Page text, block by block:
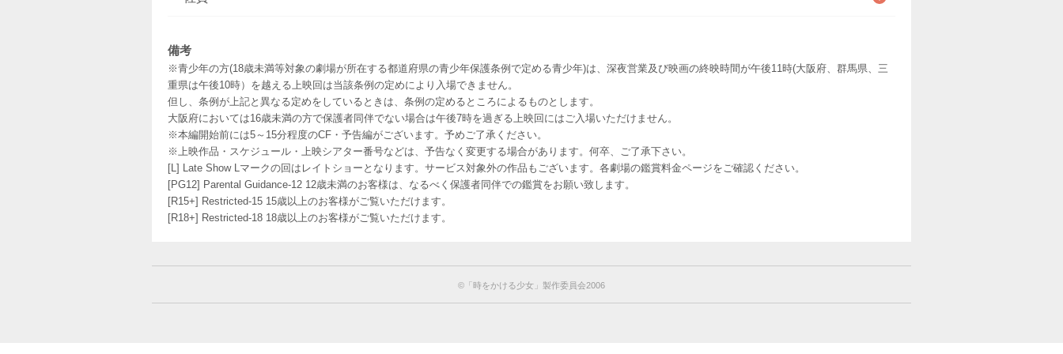
備考
※青少年の方(18歳未満等対象の劇場が所在する都道府県の青少年保護条例で定める青少年)は、深夜営業及び映画の終映時間が午後11時(大阪府、群馬県、三
重県は午後10時）を越える上映回は当該条例の定めにより入場できません。
但し、条例が上記と異なる定めをしているときは、条例の定めるところによるものとします。
大阪府においては16歳未満の方で保護者同伴でない場合は午後7時を過ぎる上映回にはご入場いただけません。
※本編開始前には5～15分程度のCF・予告編がございます。予めご了承ください。
※上映作品・スケジュール・上映シアター番号などは、予告なく変更する場合があります。何卒、ご了承下さい。
[L] Late Show Lマークの回はレイトショーとなります。サービス対象外の作品もございます。各劇場の鑑賞料金ページをご確認ください。
[PG12] Parental Guidance-12 12歳未満のお客様は、なるべく保護者同伴での鑑賞をお願い致します。
[R15+] Restricted-15 15歳以上のお客様がご覧いただけます。
[R18+] Restricted-18 18歳以上のお客様がご覧いただけます。
©「時をかける少女」製作委員会2006